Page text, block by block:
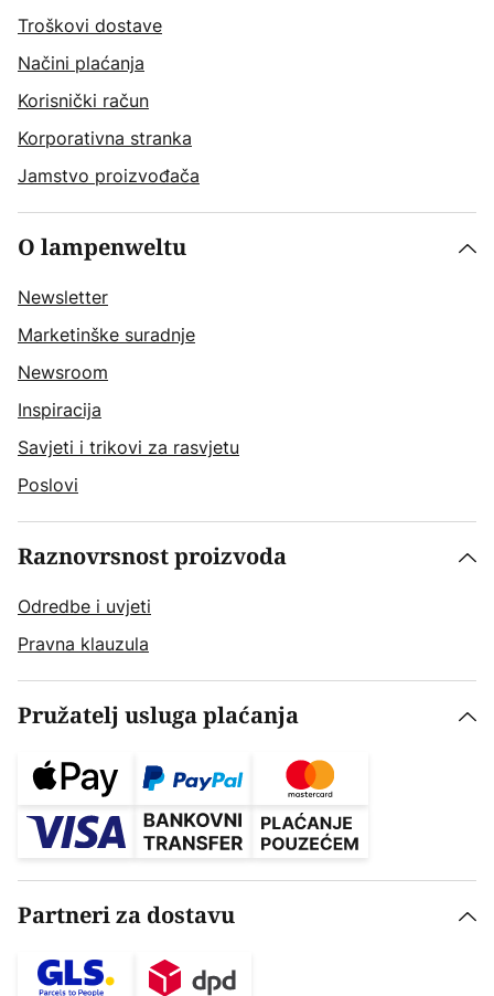
Troškovi dostave
Načini plaćanja
Korisnički račun
Korporativna stranka
Jamstvo proizvođača
O lampenweltu
Newsletter
Marketinške suradnje
Newsroom
Inspiracija
Savjeti i trikovi za rasvjetu
Poslovi
Raznovrsnost proizvoda
Odredbe i uvjeti
Pravna klauzula
Pružatelj usluga plaćanja
Partneri za dostavu